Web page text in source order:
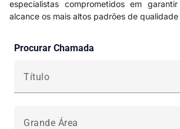
especialistas comprometidos em
alcance os mais altos padrões de
Procurar Chamada
Título
Grande Área